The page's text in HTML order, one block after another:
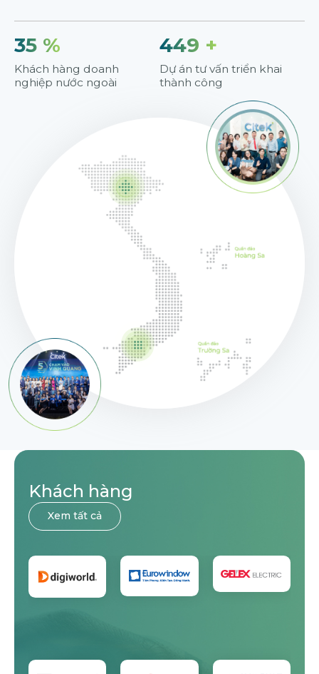
35 %
Khách hàng doanh
nghiệp nước ngoài
450 +
Dự án tư vấn triển khai
thành công
Khách hàng
Xem tất cả